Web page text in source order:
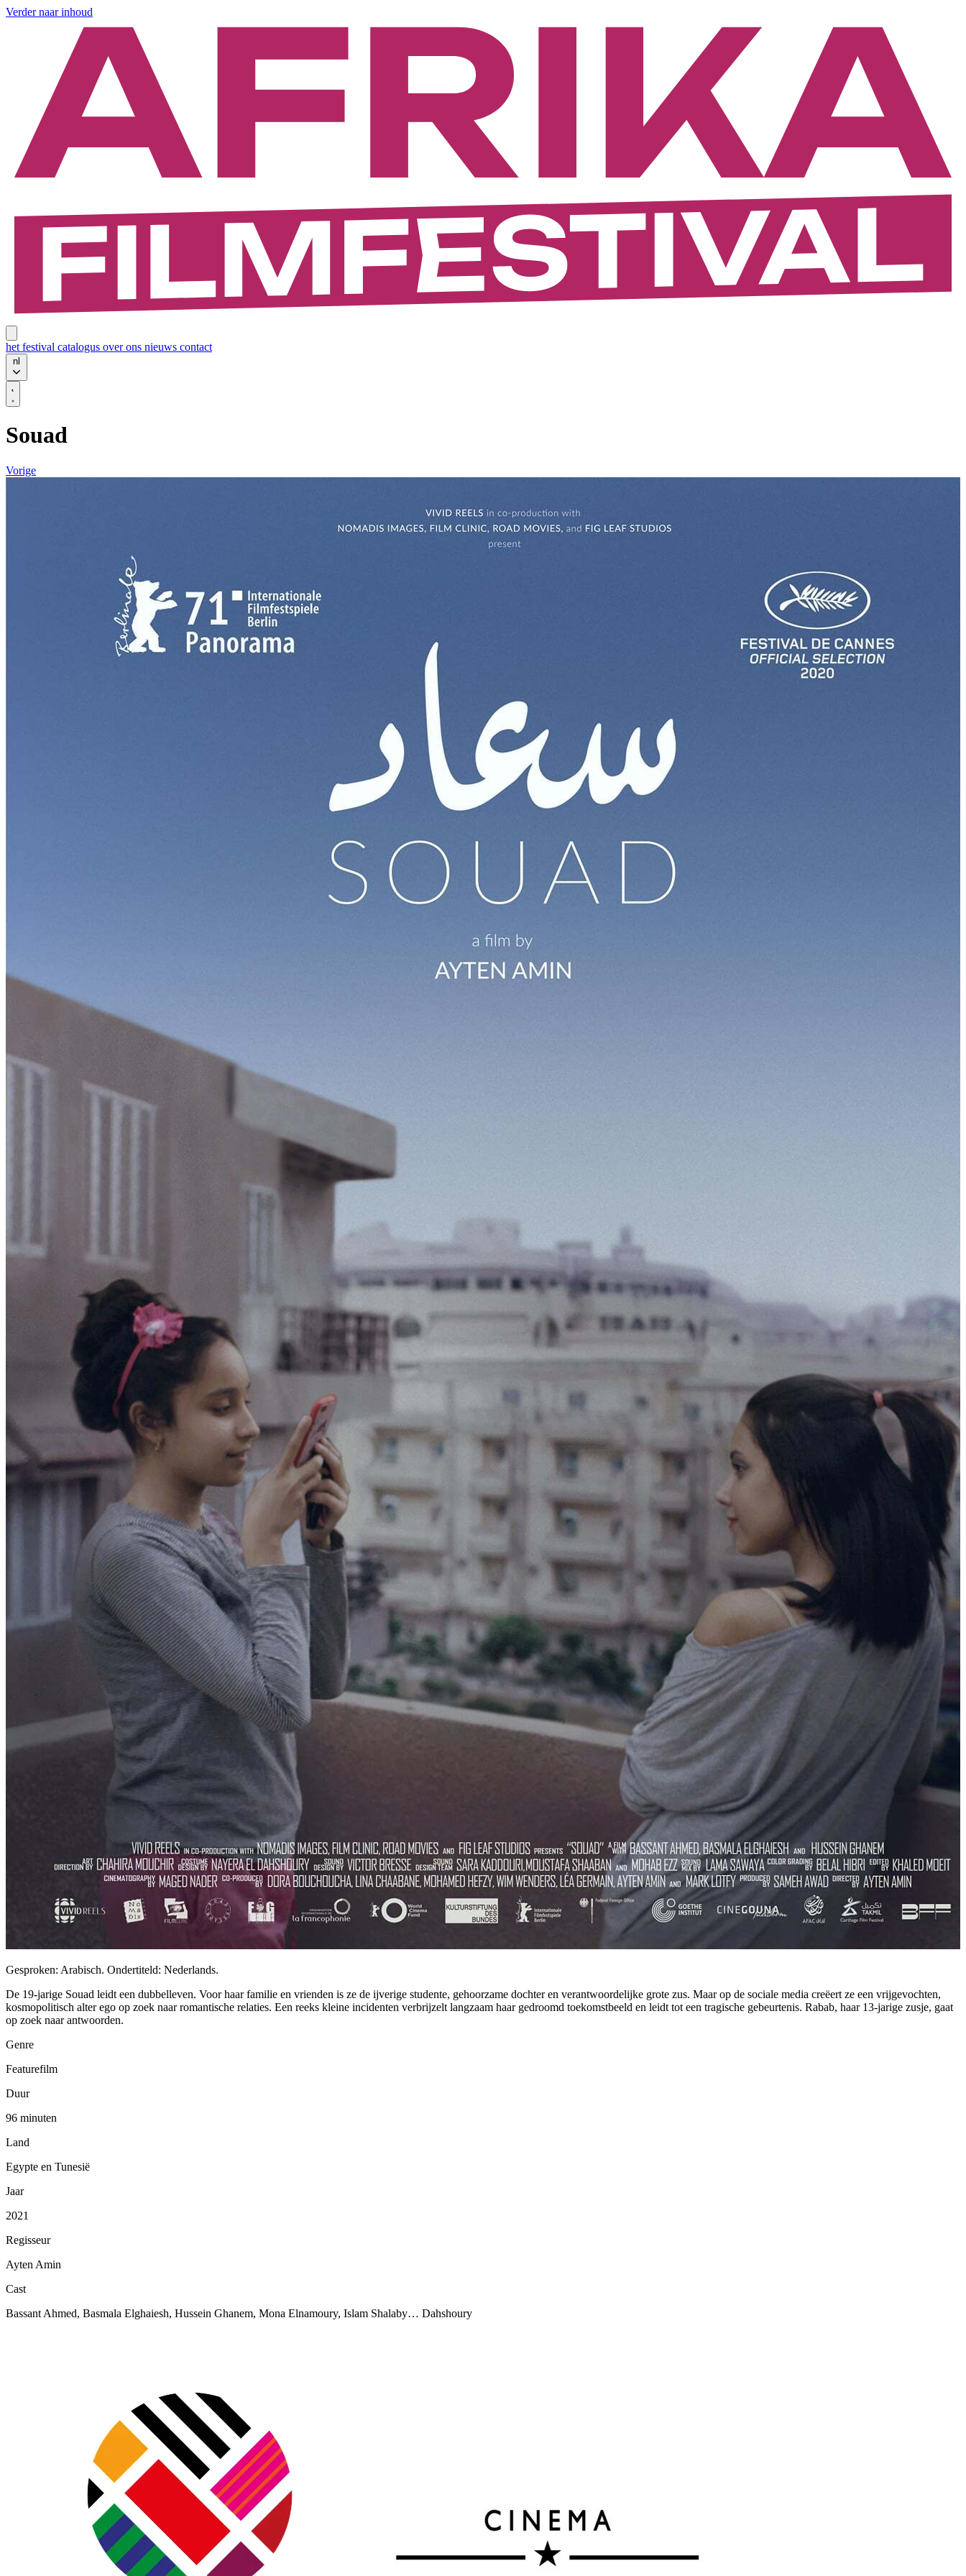
Verder naar inhoud
het festival catalogus over ons nieuws contact
nl
Souad
Vorige
Gesproken: Arabisch. Ondertiteld: Nederlands.
De 19-jarige Souad leidt een dubbelleven. Voor haar familie en vrienden is ze de ijverige studente, gehoorzame dochter en verantwoordelijke grote zus. Maar op de sociale media creëert ze een vrijgevochten,
kosmopolitisch alter ego op zoek naar romantische relaties. Een reeks kleine incidenten verbrijzelt langzaam haar gedroomd toekomstbeeld en leidt tot een tragische gebeurtenis. Rabab, haar 13-jarige zusje, gaat
op zoek naar antwoorden.
Genre
Featurefilm
Duur
96 minuten
Land
Egypte en Tunesië
Jaar
2021
Regisseur
Ayten Amin
Cast
Bassant Ahmed, Basmala Elghaiesh, Hussein Ghanem, Mona Elnamoury, Islam Shalaby… Dahshoury